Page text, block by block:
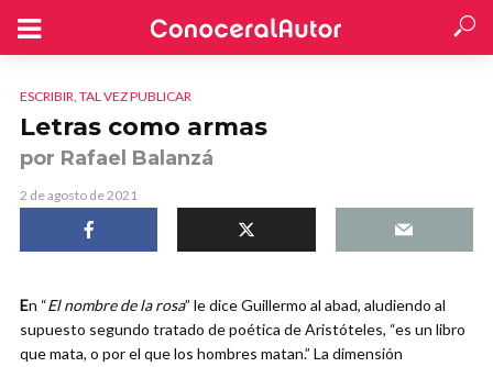
ESCRIBIR, TAL VEZ PUBLICAR
Letras como armas
por Rafael Balanzá
2 de agosto de 2021
En “El nombre de la rosa” le dice Guillermo al abad, aludiendo al
supuesto segundo tratado de poética de Aristóteles, “es un libro
que mata, o por el que los hombres matan.” La dimensión